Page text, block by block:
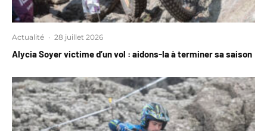
Actualité · 28 juillet 2026
Alycia Soyer victime d’un vol : aidons-la à terminer sa saison